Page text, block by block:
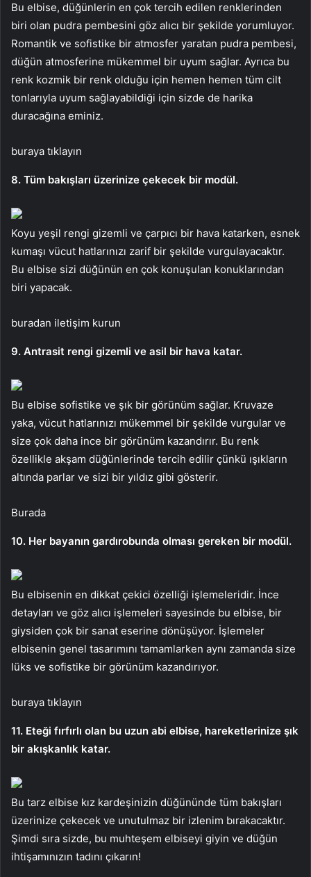
Bu elbise, düğünlerin en çok tercih edilen renklerinden
biri olan pudra pembesini göz alıcı bir şekilde yorumluyor.
Romantik ve sofistike bir atmosfer yaratan pudra pembesi,
düğün atmosferine mükemmel bir uyum sağlar. Ayrıca bu
renk kozmik bir renk olduğu için hemen hemen tüm cilt
tonlarıyla uyum sağlayabildiği için sizde de harika
duracağına eminiz.
buraya tıklayın
8. Tüm bakışları üzerinize çekecek bir modül.
Koyu yeşil rengi gizemli ve çarpıcı bir hava katarken, esnek
kumaşı vücut hatlarınızı zarif bir şekilde vurgulayacaktır.
Bu elbise sizi düğünün en çok konuşulan konuklarından
biri yapacak.
buradan iletişim kurun
9. Antrasit rengi gizemli ve asil bir hava katar.
Bu elbise sofistike ve şık bir görünüm sağlar. Kruvaze
yaka, vücut hatlarınızı mükemmel bir şekilde vurgular ve
size çok daha ince bir görünüm kazandırır. Bu renk
özellikle akşam düğünlerinde tercih edilir çünkü ışıkların
altında parlar ve sizi bir yıldız gibi gösterir.
Burada
10. Her bayanın gardırobunda olması gereken bir modül.
Bu elbisenin en dikkat çekici özelliği işlemeleridir. İnce
detayları ve göz alıcı işlemeleri sayesinde bu elbise, bir
giysiden çok bir sanat eserine dönüşüyor. İşlemeler
elbisenin genel tasarımını tamamlarken aynı zamanda size
lüks ve sofistike bir görünüm kazandırıyor.
buraya tıklayın
11. Eteği fırfırlı olan bu uzun abi elbise, hareketlerinize şık
bir akışkanlık katar.
Bu tarz elbise kız kardeşinizin düğününde tüm bakışları
üzerinize çekecek ve unutulmaz bir izlenim bırakacaktır.
Şimdi sıra sizde, bu muhteşem elbiseyi giyin ve düğün
ihtişamınızın tadını çıkarın!